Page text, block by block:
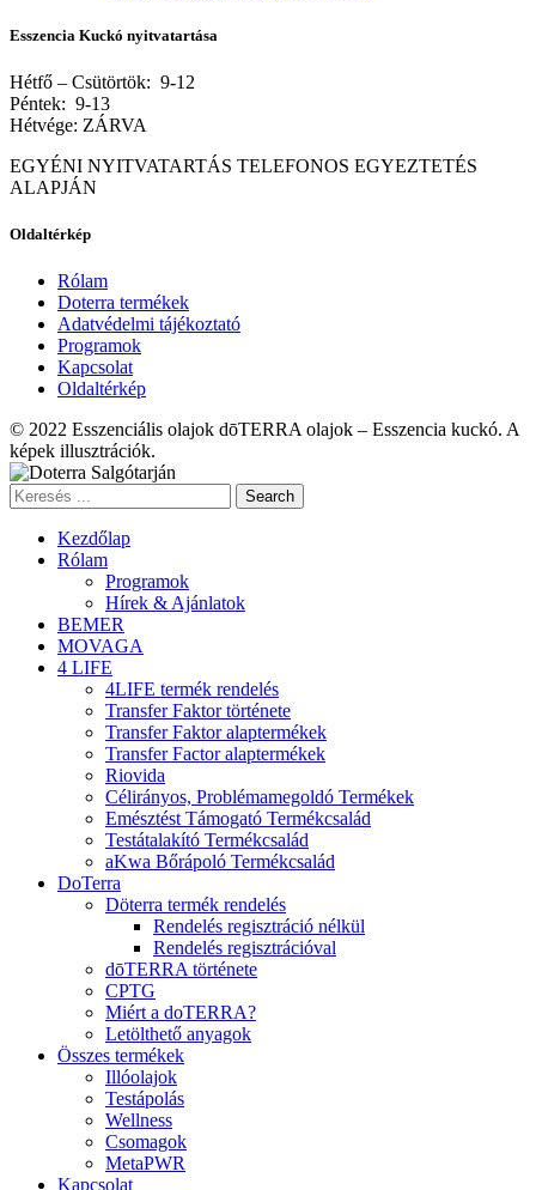
Esszencia Kuckó nyitvatartása
Hétfő – Csütörtök: 9-12
Péntek: 9-13
Hétvége: ZÁRVA
EGYÉNI NYITVATARTÁS TELEFONOS EGYEZTETÉS
ALAPJÁN
Oldaltérkép
Rólam
Doterra termékek
Adatvédelmi tájékoztató
Programok
Kapcsolat
Oldaltérkép
© 2022 Esszenciális olajok dōTERRA olajok – Esszencia kuckó. A
képek illusztrációk.
Search
Kezdőlap
Rólam
Programok
Hírek & Ajánlatok
BEMER
MOVAGA
4 LIFE
4LIFE termék rendelés
Transfer Faktor története
Transfer Faktor alaptermékek
Transfer Factor alaptermékek
Riovida
Célirányos, Problémamegoldó Termékek
Emésztést Támogató Termékcsalád
Testátalakító Termékcsalád
aKwa Bőrápoló Termékcsalád
DoTerra
Döterra termék rendelés
Rendelés regisztráció nélkül
Rendelés regisztrációval
dōTERRA története
CPTG
Miért a doTERRA?
Letölthető anyagok
Összes termékek
Illóolajok
Testápolás
Wellness
Csomagok
MetaPWR
Kapcsolat